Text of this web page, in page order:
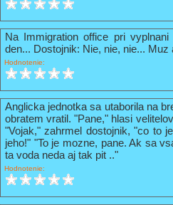
Na Immigration office pri
den... Dostojnik: Nie, nie, nie...
Hodnotenie:
Anglicka jednotka sa utaborila na
obratem vratil. "Pane," hlasi
"Vojak," zahrmel dostojnik, "co to
jeho!" "To je mozne, pane. Ak sa
ta voda neda aj tak pit .."
Hodnotenie: